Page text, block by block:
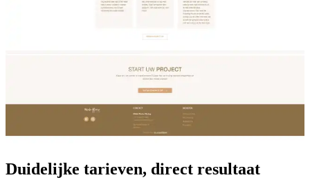
Duidelijke tarieven, direct resultaat